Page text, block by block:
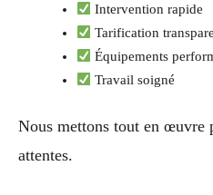
Intervention rapide
Tarification
Équipements
Travail soigné
Nous mettons tout en œuvre
attentes.